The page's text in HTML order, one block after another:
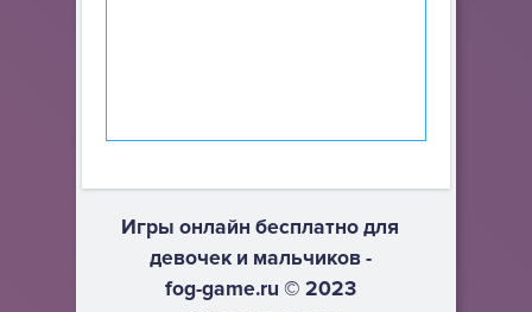
Игры онлайн бесплатно для
девочек и мальчиков -
fog-game.ru © 2023